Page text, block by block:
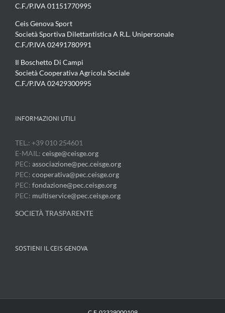
C.F./P.IVA 01151770995
Ceis Genova Sport
Società Sportiva Dilettantistica A R.L. Unipersonale
C.F./P.IVA 02491780991
Il Boschetto Di Campi
Società Cooperativa Agricola Sociale
C.F./P.IVA 02429300995
INFORMAZIONI UTILI
TEL.: +39 010 254601
E-MAIL: ceisge@ceisge.org
PEC: associazione@pec.ceisge.org
PEC: cooperativa@pec.ceisge.org
PEC: fondazione@pec.ceisge.org
PEC: multiservice@pec.ceisge.org
SOCIETÀ TRASPARENTE
SOSTIENI IL CEIS GENOVA